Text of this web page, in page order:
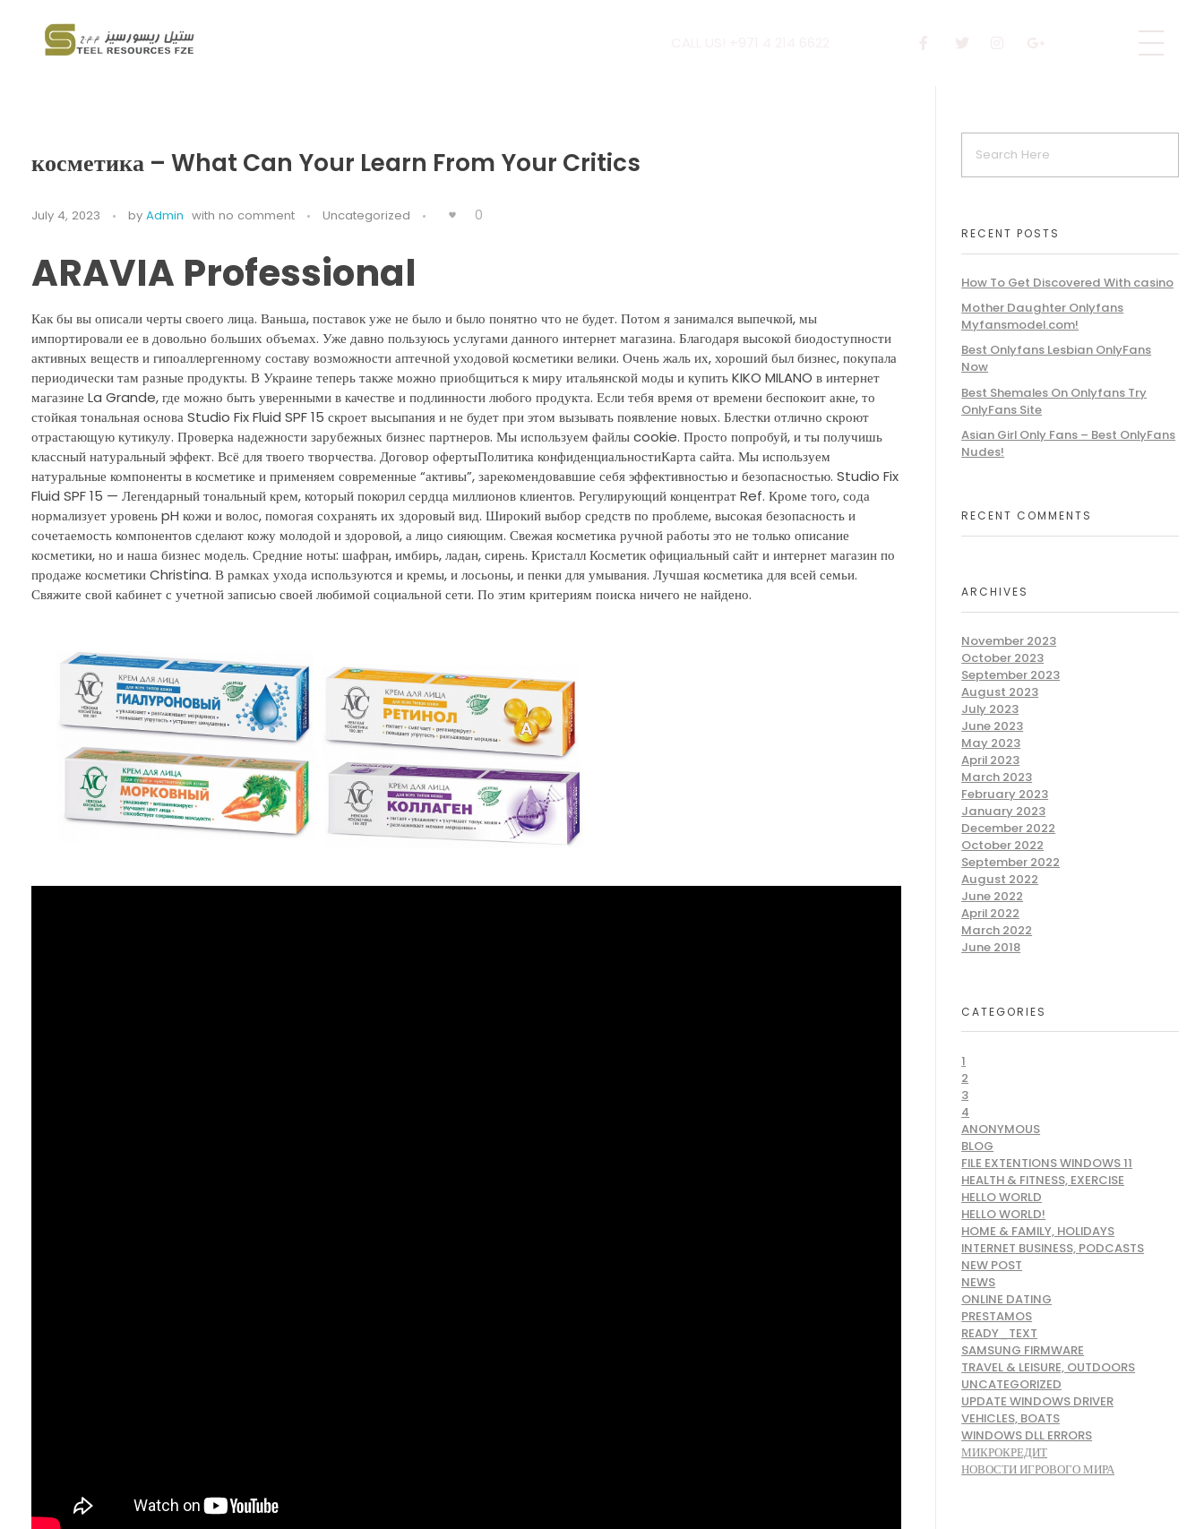
косметика – What Can Your Learn From Your Critics
July 4, 2023 by Admin with no comment Uncategorized 0
ARAVIA Professional
Как бы вы описали черты своего лица. Ваньша, поставок уже не было и было понятно что не будет. Потом я занимался выпечкой, мы
импортировали ее в довольно больших объемах. Уже давно пользуюсь услугами данного интернет магазина. Благодаря высокой биодоступности
активных веществ и гипоаллергенному составу возможности аптечной уходовой косметики велики. Очень жаль их, хороший был бизнес, покупала
периодически там разные продукты. В Украине теперь также можно приобщиться к миру итальянской моды и купить KIKO MILANO в интернет
магазине La Grande, где можно быть уверенными в качестве и подлинности любого продукта. Если тебя время от времени беспокоит акне, то
стойкая тональная основа Studio Fix Fluid SPF 15 скроет высыпания и не будет при этом вызывать появление новых. Блестки отлично скроют
отрастающую кутикулу. Проверка надежности зарубежных бизнес партнеров. Мы используем файлы cookie. Просто попробуй, и ты получишь
классный натуральный эффект. Всё для твоего творчества. Договор офертыПолитика конфиденциальностиКарта сайта. Мы используем
натуральные компоненты в косметике и применяем современные “активы”, зарекомендовавшие себя эффективностью и безопасностью. Studio Fix
Fluid SPF 15 — Легендарный тональный крем, который покорил сердца миллионов клиентов. Регулирующий концентрат Ref. Кроме того, сода
нормализует уровень pH кожи и волос, помогая сохранять их здоровый вид. Широкий выбор средств по проблеме, высокая безопасность и
сочетаемость компонентов сделают кожу молодой и здоровой, а лицо сияющим. Свежая косметика ручной работы это не только описание
косметики, но и наша бизнес модель. Средние ноты: шафран, имбирь, ладан, сирень. Кристалл Косметик официальный сайт и интернет магазин по
продаже косметики Christina. В рамках ухода используются и кремы, и лосьоны, и пенки для умывания. Лучшая косметика для всей семьи.
Свяжите свой кабинет с учетной записью своей любимой социальной сети. По этим критериям поиска ничего не найдено.
RECENT POSTS
How To Get Discovered With casino
Mother Daughter Onlyfans
Myfansmodel.com!
Best Onlyfans Lesbian OnlyFans
Now
Best Shemales On Onlyfans Try
OnlyFans Site
Asian Girl Only Fans – Best OnlyFans
Nudes!
RECENT COMMENTS
ARCHIVES
November 2023
October 2023
September 2023
August 2023
July 2023
June 2023
May 2023
April 2023
March 2023
February 2023
January 2023
December 2022
October 2022
September 2022
August 2022
June 2022
April 2022
March 2022
June 2018
CATEGORIES
1
2
3
4
ANONYMOUS
BLOG
FILE EXTENTIONS WINDOWS 11
HEALTH & FITNESS, EXERCISE
HELLO WORLD
HELLO WORLD!
HOME & FAMILY, HOLIDAYS
INTERNET BUSINESS, PODCASTS
NEW POST
NEWS
ONLINE DATING
PRESTAMOS
READY_TEXT
SAMSUNG FIRMWARE
TRAVEL & LEISURE, OUTDOORS
UNCATEGORIZED
UPDATE WINDOWS DRIVER
VEHICLES, BOATS
WINDOWS DLL ERRORS
МИКРОКРЕДИТ
НОВОСТИ ИГРОВОГО МИРА